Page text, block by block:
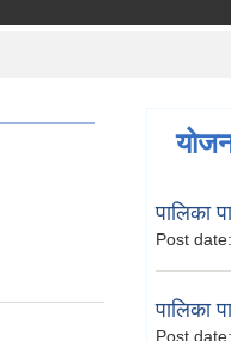
पालिका
Post date:
पालिका
Post date: